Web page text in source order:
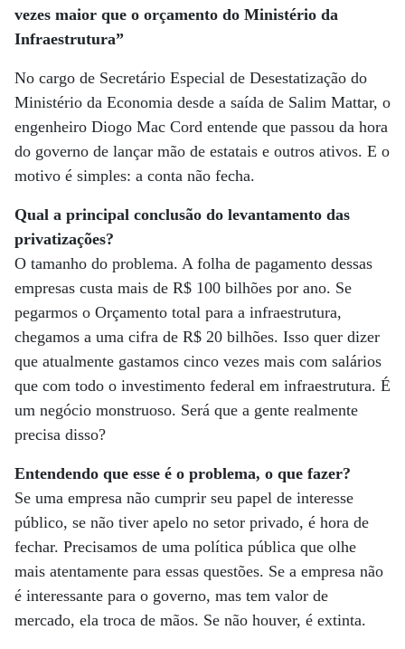
vezes maior que o orçamento do Ministério da
Infraestrutura”
No cargo de Secretário Especial de Desestatização do
Ministério da Economia desde a saída de Salim Mattar, o
engenheiro Diogo Mac Cord entende que passou da hora
do governo de lançar mão de estatais e outros ativos. E o
motivo é simples: a conta não fecha.
Qual a principal conclusão do levantamento das
privatizações?
O tamanho do problema. A folha de pagamento dessas
empresas custa mais de R$ 100 bilhões por ano. Se
pegarmos o Orçamento total para a infraestrutura,
chegamos a uma cifra de R$ 20 bilhões. Isso quer dizer
que atualmente gastamos cinco vezes mais com salários
que com todo o investimento federal em infraestrutura. É
um negócio monstruoso. Será que a gente realmente
precisa disso?
Entendendo que esse é o problema, o que fazer?
Se uma empresa não cumprir seu papel de interesse
público, se não tiver apelo no setor privado, é hora de
fechar. Precisamos de uma política pública que olhe
mais atentamente para essas questões. Se a empresa não
é interessante para o governo, mas tem valor de
mercado, ela troca de mãos. Se não houver, é extinta.